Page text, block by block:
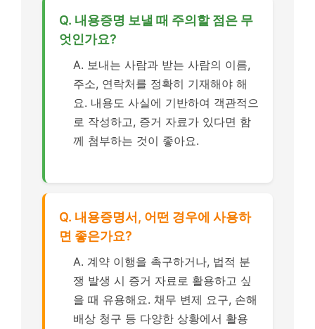
Q. 내용증명 보낼 때 주의할 점은 무
엇인가요?
A. 보내는 사람과 받는 사람의 이름,
주소, 연락처를 정확히 기재해야 해
요. 내용도 사실에 기반하여 객관적으
로 작성하고, 증거 자료가 있다면 함
께 첨부하는 것이 좋아요.
Q. 내용증명서, 어떤 경우에 사용하
면 좋은가요?
A. 계약 이행을 촉구하거나, 법적 분
쟁 발생 시 증거 자료로 활용하고 싶
을 때 유용해요. 채무 변제 요구, 손해
배상 청구 등 다양한 상황에서 활용